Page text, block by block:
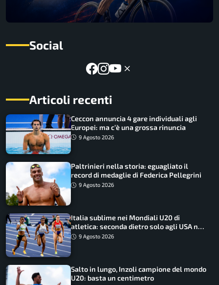
Social
Articoli recenti
Ceccon annuncia 4 gare individuali agli
Europei: ma c’è una grossa rinuncia
9 Agosto 2026
Paltrinieri nella storia: eguagliato il
record di medaglie di Federica Pellegrini
9 Agosto 2026
Italia sublime nei Mondiali U20 di
atletica: seconda dietro solo agli USA nel
medagliere
9 Agosto 2026
Salto in lungo, Inzoli campione del mondo
U20: basta un centimetro